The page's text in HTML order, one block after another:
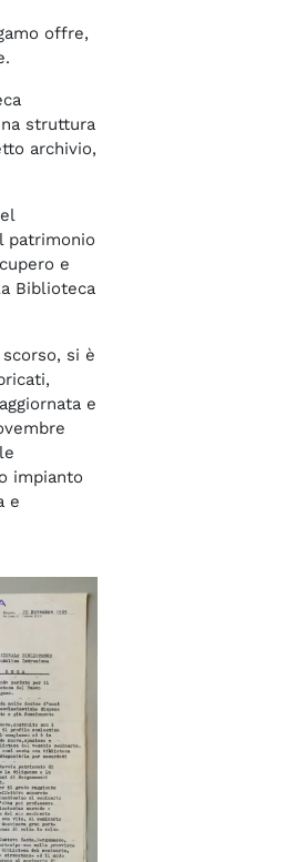
offre,
struttura
archivio,
patrimonio
e
Biblioteca
si è
e
impianto
e